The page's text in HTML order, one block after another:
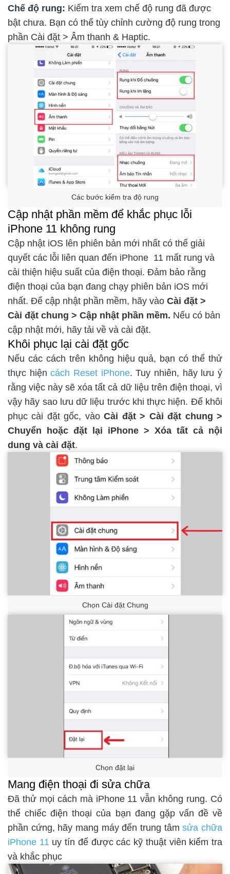
Chế độ rung: Kiểm tra xem chế độ rung đã được
bật chưa. Bạn có thể tùy chỉnh cường độ rung trong
phần Cài đặt > Âm thanh & Haptic.
Các bước kiểm tra độ rung
Cập nhật phần mềm để khắc phục lỗi
iPhone 11 không rung
Cập nhật iOS lên phiên bản mới nhất có thể giải
quyết các lỗi liên quan đến iPhone 11 mất rung và
cải thiện hiệu suất của điện thoại. Đảm bảo rằng
điện thoại của bạn đang chạy phiên bản iOS mới
nhất. Để cập nhật phần mềm, hãy vào Cài đặt >
Cài đặt chung > Cập nhật phần mềm. Nếu có bản
cập nhật mới, hãy tải về và cài đặt.
Khôi phục lại cài đặt gốc
Nếu các cách trên không hiệu quả, bạn có thể thử
thực hiệncách Reset iPhone. Tuy nhiên, hãy lưu ý
rằng việc này sẽ xóa tất cả dữ liệu trên điện thoại, vì
vậy hãy sao lưu dữ liệu trước khi thực hiện. Để khôi
phục cài đặt gốc, vàoCài đặt > Cài đặt chung >
Chuyển hoặc đặt lại iPhone > Xóa tất cả nội
dung và cài đặt.
Chọn Cài đặt Chung
Chọn đặt lại
Mang điện thoại đi sửa chữa
Đã thử mọi cách mà iPhone 11 vẫn không rung. Có
thể chiếc điện thoại của bạn đang gặp vấn đề về
phần cứng, hãy mang máy đến trung tâmsửa chữa
iPhone 11 uy tín để được các kỹ thuật viên kiểm tra
và khắc phục